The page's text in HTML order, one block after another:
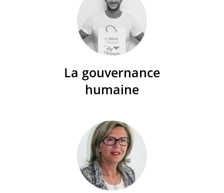
La gouvernance
humaine